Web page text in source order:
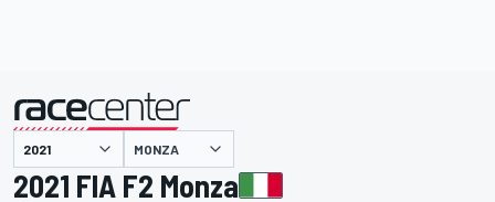
主催 MONZA
2021 FIA F2 Monza